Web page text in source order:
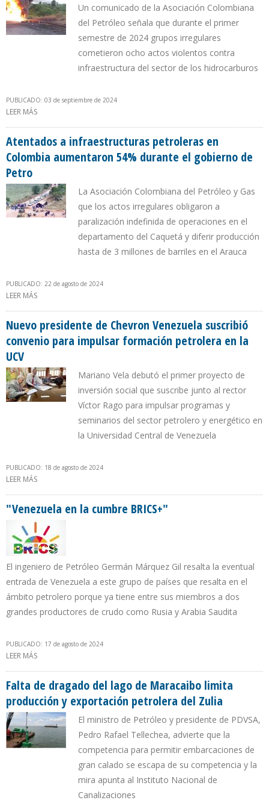
Un comunicado de la Asociación Colombiana
del Petróleo señala que durante el primer
semestre de 2024 grupos irregulares
cometieron ocho actos violentos contra
infraestructura del sector de los hidrocarburos
PUBLICADO: 03 de septiembre de 2024
LEER MÁS
Atentados a infraestructuras petroleras en
Colombia aumentaron 54% durante el gobierno de
Petro
La Asociación Colombiana del Petróleo y Gas
que los actos irregulares obligaron a
paralización indefinida de operaciones en el
departamento del Caquetá y diferir producción
hasta de 3 millones de barriles en el Arauca
PUBLICADO: 22 de agosto de 2024
LEER MÁS
Nuevo presidente de Chevron Venezuela suscribió
convenio para impulsar formación petrolera en la
UCV
Mariano Vela debutó el primer proyecto de
inversión social que suscribe junto al rector
Víctor Rago para impulsar programas y
seminarios del sector petrolero y energético en
la Universidad Central de Venezuela
PUBLICADO: 18 de agosto de 2024
LEER MÁS
"Venezuela en la cumbre BRICS+"
El ingeniero de Petróleo Germán Márquez Gil resalta la eventual
entrada de Venezuela a este grupo de países que resalta en el
ámbito petrolero porque ya tiene entre sus miembros a dos
grandes productores de crudo como Rusia y Arabia Saudita
PUBLICADO: 17 de agosto de 2024
LEER MÁS
Falta de dragado del lago de Maracaibo limita
producción y exportación petrolera del Zulia
El ministro de Petróleo y presidente de PDVSA,
Pedro Rafael Tellechea, advierte que la
competencia para permitir embarcaciones de
gran calado se escapa de su competencia y la
mira apunta al Instituto Nacional de
Canalizaciones